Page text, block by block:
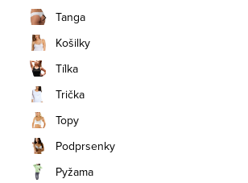
Tanga
Košilky
Tílka
Trička
Topy
Podprsenky
Pyžama